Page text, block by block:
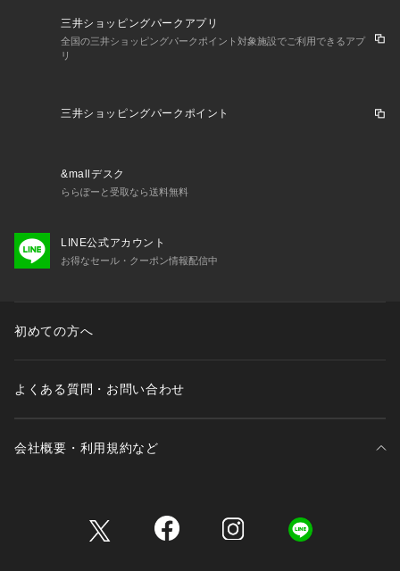
三井ショッピングパークアプリ
全国の三井ショッピングパークポイント対象施設でご利用できるアプ
リ
三井ショッピングパークポイント
&mallデスク
ららぽーと受取なら送料無料
LINE公式アカウント
お得なセール・クーポン情報配信中
初めての方へ
よくある質問・お問い合わせ
会社概要・利用規約など